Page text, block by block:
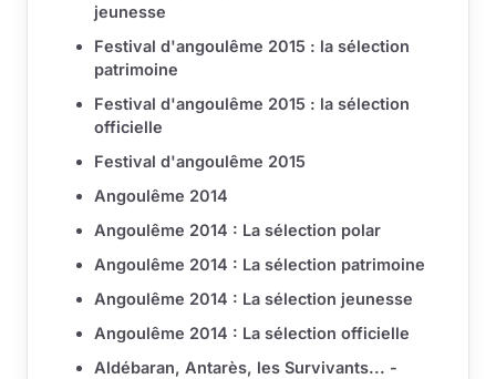
jeunesse
Festival d'angoulême 2015 : la sélection
patrimoine
Festival d'angoulême 2015 : la sélection
officielle
Festival d'angoulême 2015
Angoulême 2014
Angoulême 2014 : La sélection polar
Angoulême 2014 : La sélection patrimoine
Angoulême 2014 : La sélection jeunesse
Angoulême 2014 : La sélection officielle
Aldébaran, Antarès, les Survivants... -